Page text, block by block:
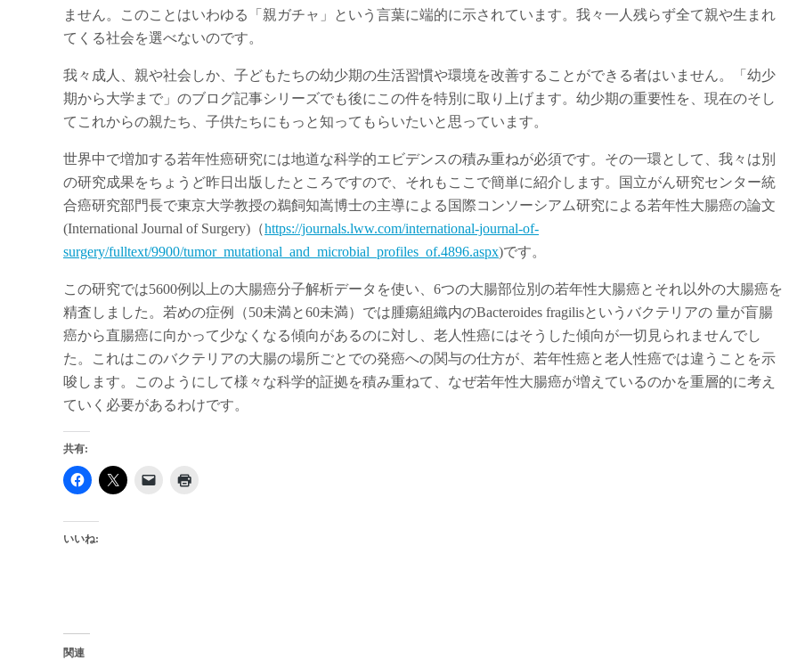
ません。このことはいわゆる「親ガチャ」という言葉に端的に示されています。我々一人残らず全て親や生まれ
てくる社会を選べないのです。
我々成人、親や社会しか、子どもたちの幼少期の生活習慣や環境を改善することができる者はいません。「幼少
期から大学まで」のブログ記事シリーズでも後にこの件を特別に取り上げます。幼少期の重要性を、現在のそし
てこれからの親たち、子供たちにもっと知ってもらいたいと思っています。
世界中で増加する若年性癌研究には地道な科学的エビデンスの積み重ねが必須です。その一環として、我々は別
の研究成果をちょうど昨日出版したところですので、それもここで簡単に紹介します。国立がん研究センター統
合癌研究部門長で東京大学教授の鵜飼知嵩博士の主導による国際コンソーシアム研究による若年性大腸癌の論文
(International Journal of Surgery)（https://journals.lww.com/international-journal-of-
surgery/fulltext/9900/tumor_mutational_and_microbial_profiles_of.4896.aspx)です。
この研究では5600例以上の大腸癌分子解析データを使い、6つの大腸部位別の若年性大腸癌とそれ以外の大腸癌を
精査しました。若めの症例（50未満と60未満）では腫瘍組織内のBacteroides fragilisというバクテリアの 量が盲腸
癌から直腸癌に向かって少なくなる傾向があるのに対し、老人性癌にはそうした傾向が一切見られませんでし
た。これはこのバクテリアの大腸の場所ごとでの発癌への関与の仕方が、若年性癌と老人性癌では違うことを示
唆します。このようにして様々な科学的証拠を積み重ねて、なぜ若年性大腸癌が増えているのかを重層的に考え
ていく必要があるわけです。
共有:
いいね:
関連